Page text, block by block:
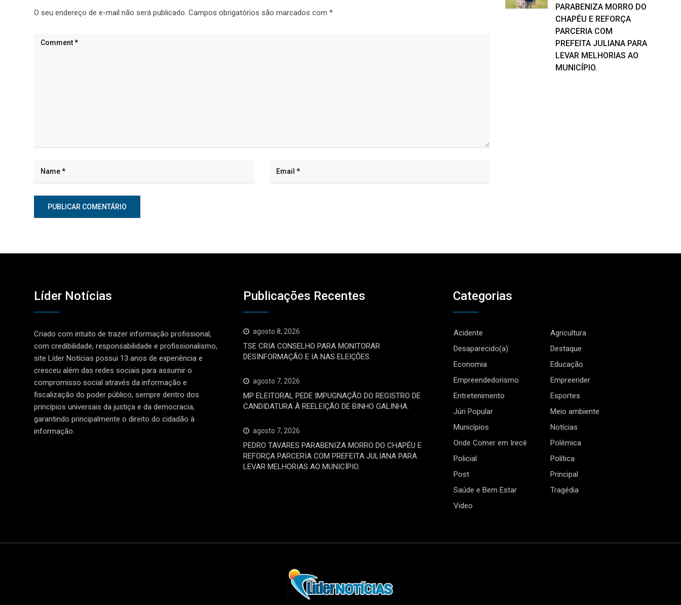
O seu endereço de e-mail não será publicado. Campos obrigatórios são marcados com *
PARABENIZA MORRO DO
CHAPÉU E REFORÇA
PARCERIA COM
PREFEITA JULIANA PARA
LEVAR MELHORIAS AO
MUNICÍPIO.
Líder Notícias
Criado com intuito de trazer informação profissional,
com credibilidade, responsabilidade e profissionalismo,
site Líder Notícias possui 13 anos de experiência e
cresceu além das redes sociais para assumir o
compromisso social através da informação e
fiscalização do poder público, sempre dentro dos
princípios universais da justiça e da democracia,
garantindo principalmente o direito do cidadão à
informação.
Publicações Recentes
agosto 8, 2026
TSE CRIA CONSELHO PARA MONITORAR
DESINFORMAÇÃO E IA NAS ELEIÇÕES.
agosto 7, 2026
MP ELEITORAL PEDE IMPUGNAÇÃO DO REGISTRO DE
CANDIDATURA À REELEIÇÃO DE BINHO GALINHA.
agosto 7, 2026
PEDRO TAVARES PARABENIZA MORRO DO CHAPÉU E
REFORÇA PARCERIA COM PREFEITA JULIANA PARA
LEVAR MELHORIAS AO MUNICÍPIO.
Categorias
Acidente
Agricultura
Desaparecido(a)
Destaque
Economia
Educação
Empreendedorismo
Empreender
Entretenimento
Esportes
Júri Popular
Meio ambiente
Municípios
Notícias
Onde Comer em Irecê
Polêmica
Policial
Política
Post
Principal
Saúde e Bem Estar
Tragédia
Video